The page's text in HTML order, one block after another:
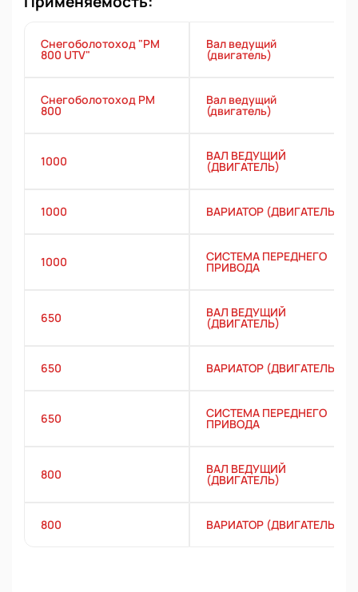
Снегоболотоход "РМ
800 UTV"
Вал ведущий
(двигатель)
Снегоболотоход РМ
800
Вал ведущий
(двигатель)
1000 ВАЛ ВЕДУЩИЙ
(ДВИГАТЕЛЬ)
1000 ВАРИАТОР (ДВИГАТЕЛЬ)
1000 СИСТЕМА ПЕРЕДНЕГО
ПРИВОДА
650 ВАЛ ВЕДУЩИЙ
(ДВИГАТЕЛЬ)
650 ВАРИАТОР (ДВИГАТЕЛЬ)
650 СИСТЕМА ПЕРЕДНЕГО
ПРИВОДА
800 ВАЛ ВЕДУЩИЙ
(ДВИГАТЕЛЬ)
800 ВАРИАТОР (ДВИГАТЕЛЬ)